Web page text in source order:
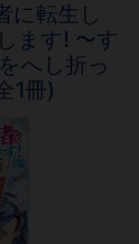
に転生し
ます! 〜す
へし折っ
1冊)